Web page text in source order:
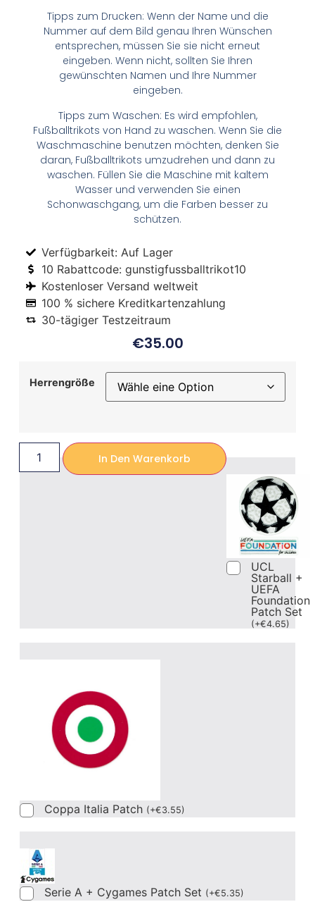
Tipps zum Drucken: Wenn der Name und die
Nummer auf dem Bild genau Ihren Wünschen
entsprechen, müssen Sie sie nicht erneut
eingeben. Wenn nicht, sollten Sie Ihren
gewünschten Namen und Ihre Nummer
eingeben.
Tipps zum Waschen: Es wird empfohlen,
Fußballtrikots von Hand zu waschen. Wenn Sie die
Waschmaschine benutzen möchten, denken Sie
daran, Fußballtrikots umzudrehen und dann zu
waschen. Füllen Sie die Maschine mit kaltem
Wasser und verwenden Sie einen
Schonwaschgang, um die Farben besser zu
schützen.
Verfügbarkeit: Auf Lager
10 Rabattcode: gunstigfussballtrikot10
Kostenloser Versand weltweit
100 % sichere Kreditkartenzahlung
30-tägiger Testzeitraum
€35.00
Herrengröße
In Den Warenkorb
UCL
Starball +
UEFA
Foundation
Patch Set
(+€4.65)
Coppa Italia Patch (+€3.55)
Serie A + Cygames Patch Set (+€5.35)